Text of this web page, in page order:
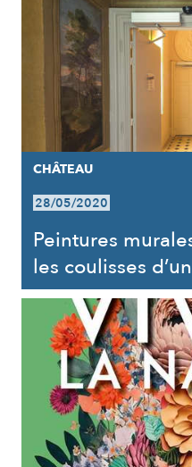
CHÂTEAU
28/05/2020
Peintures
les coulisses